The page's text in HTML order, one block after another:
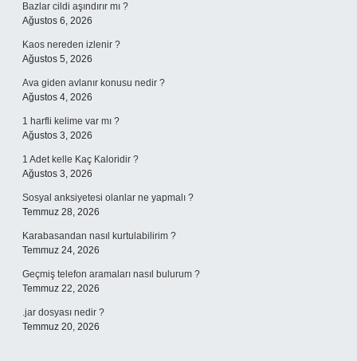
Bazlar cildi aşındırır mı ?
Ağustos 6, 2026
Kaos nereden izlenir ?
Ağustos 5, 2026
Ava giden avlanır konusu nedir ?
Ağustos 4, 2026
1 harfli kelime var mı ?
Ağustos 3, 2026
1 Adet kelle Kaç Kaloridir ?
Ağustos 3, 2026
Sosyal anksiyetesi olanlar ne yapmalı ?
Temmuz 28, 2026
Karabasandan nasıl kurtulabilirim ?
Temmuz 24, 2026
Geçmiş telefon aramaları nasıl bulurum ?
Temmuz 22, 2026
.jar dosyası nedir ?
Temmuz 20, 2026